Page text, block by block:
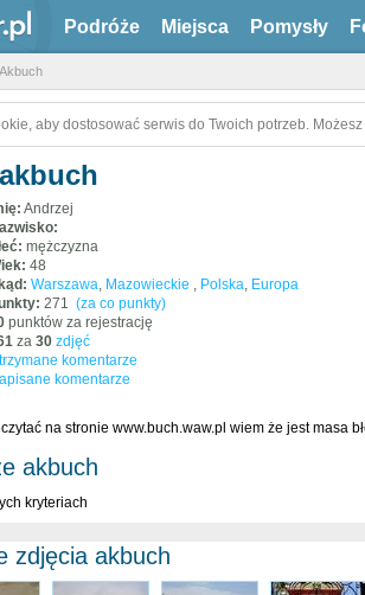
Podróże Miejsca Pomysły
Akbuch
aby dostosować serwis do Twoich potrzeb.
Andrzej
mężczyzna
48
Warszawa, Mazowieckie , Polska, Europa
271 (za co punkty)
punktów za rejestrację
za 30 zdjęć
komentarze
komentarze
na stronie www.buch.waw.pl wiem że jest masa
akbuch
kryteriach
zdjęcia akbuch